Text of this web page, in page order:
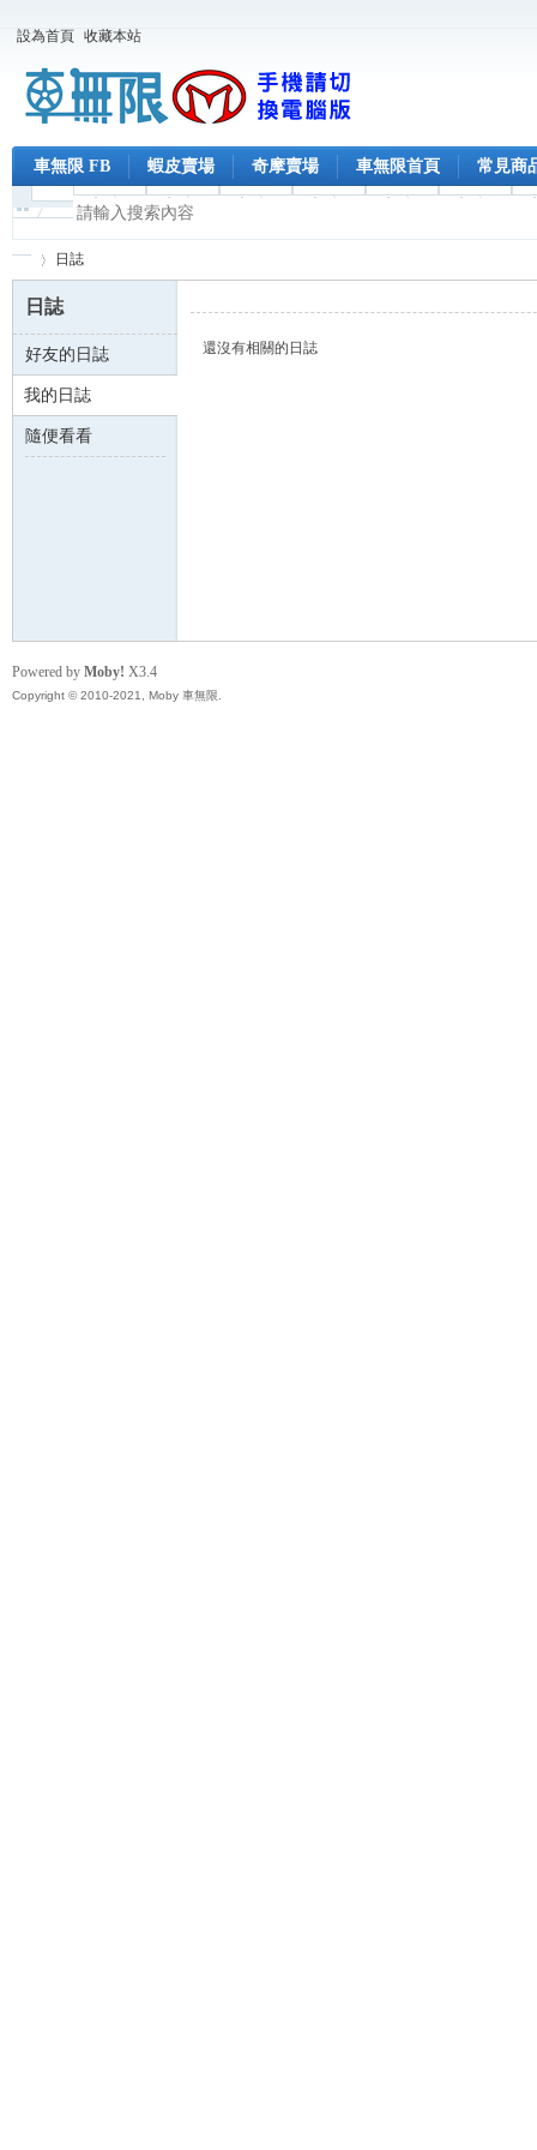
設為首頁 收藏本站
車無限 FB 蝦皮賣場 奇摩賣場 車無限首頁 常見商
車 ›
日誌
日誌
好友的日誌
我的日誌
隨便看看
還沒有相關的日誌
Powered by Moby! X3.4
Copyright © 2010-2021, Moby 車無限.